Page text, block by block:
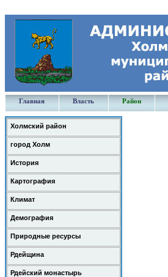
Главная Власть Район
Холмский район
город Холм
История
Картография
Климат
Демография
Природные ресурсы
Рдейщина
Рдейский монастырь